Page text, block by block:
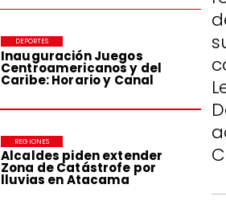
Inauguración Juegos
Centroamericanos y del
Caribe: Horario y Canal
DEPORTES
Alcaldes piden extender
Zona de Catástrofe por
lluvias en Atacama
REGIONES